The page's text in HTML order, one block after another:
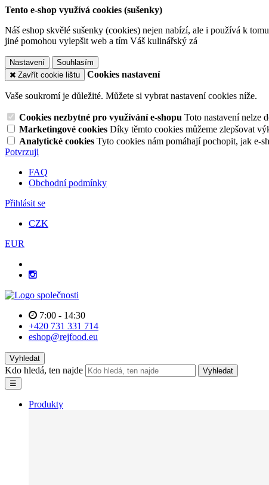
Tento e-shop využívá cookies (sušenky)
Náš eshop skvělé sušenky (cookies) nejen nabízí, ale i používá k
jiné pomohou vylepšit web a tím Váš kulinářský zá
Nastavení
Souhlasím
Zavřít cookie lištu
Cookies nastavení
Vaše soukromí je důležité. Můžete si vybrat nastavení cookies níže.
Cookies nezbytné pro využívání e-shopu Toto nastavení nelze
Marketingové cookies Díky těmto cookies můžeme zlepšovat
Analytické cookies Tyto cookies nám pomáhají pochopit, jak e-
Potvrzuji
FAQ
Obchodní podmínky
Přihlásit se
CZK
EUR
7:00 - 14:30
+420 731 331 714
eshop@rejfood.eu
Vyhledat
Kdo hledá, ten najde
Vyhledat
☰
Produkty